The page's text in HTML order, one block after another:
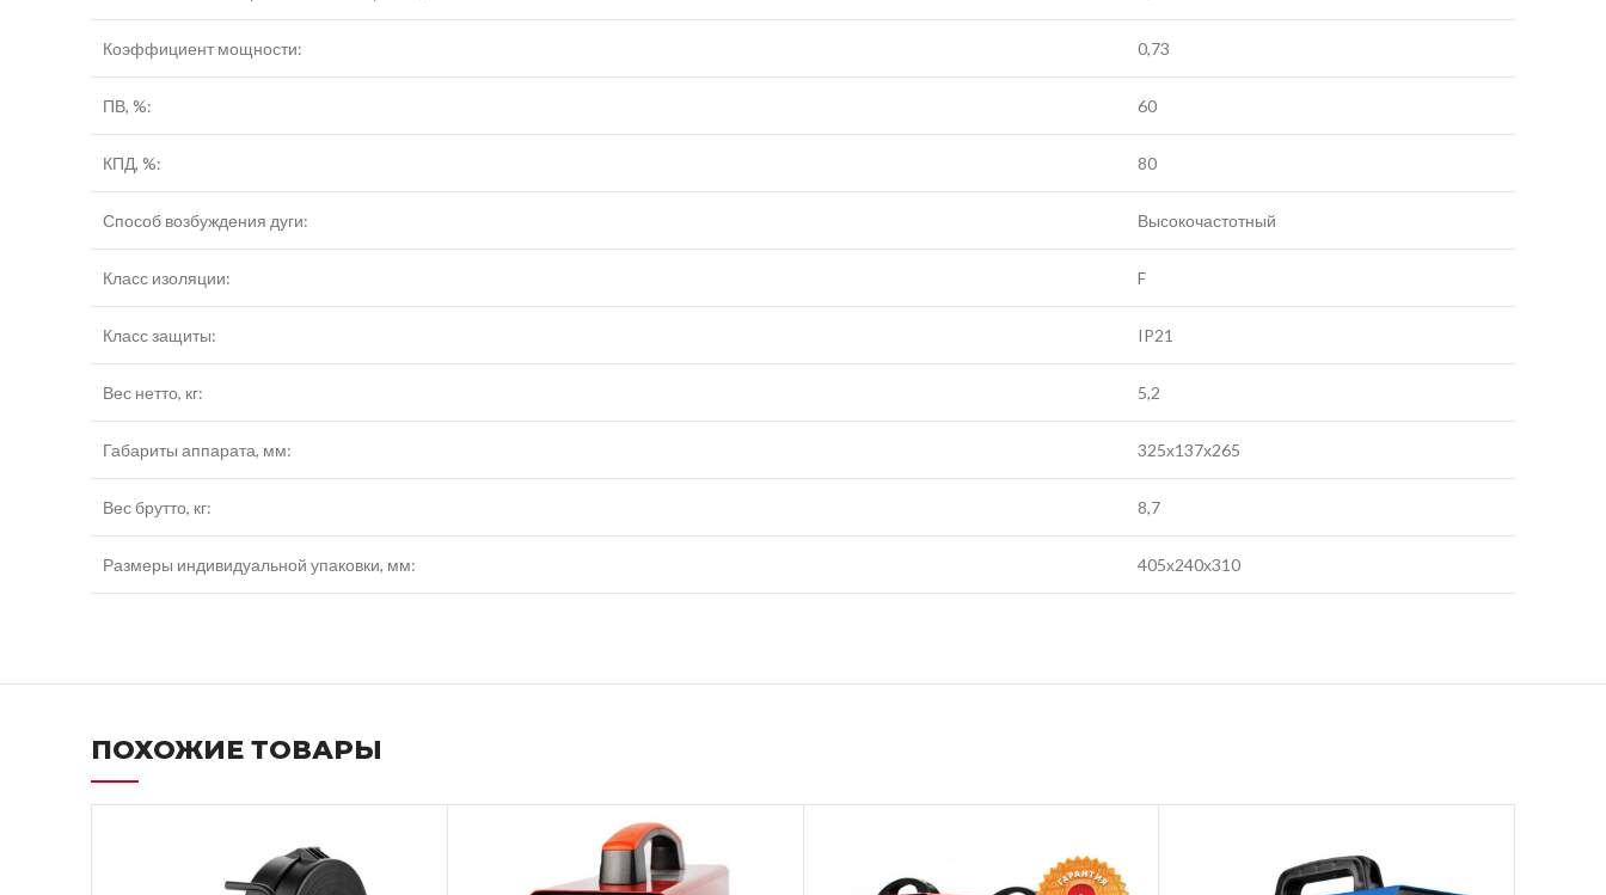
Коэффициент мощности: 0,73
ПВ, %: 60
КПД, %: 80
Способ возбуждения дуги: Высокочастотный
Класс изоляции: F
Класс защиты: IP21
Вес нетто, кг: 5,2
Габариты аппарата, мм: 325х137х265
Вес брутто, кг: 8,7
Размеры индивидуальной упаковки, мм: 405х240х310
ПОХОЖИЕ ТОВАРЫ